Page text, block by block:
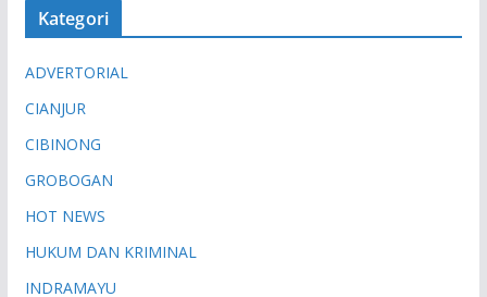
Kategori
ADVERTORIAL
CIANJUR
CIBINONG
GROBOGAN
HOT NEWS
HUKUM DAN KRIMINAL
INDRAMAYU